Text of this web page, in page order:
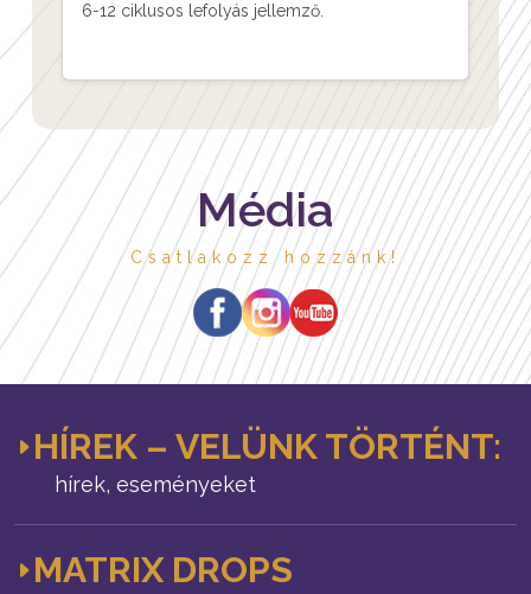
6-12 ciklusos lefolyás jellemző.
Média
Csatlakozz hozzánk!
HÍREK – VELÜNK TÖRTÉNT:
hírek, eseményeket
MATRIX DROPS